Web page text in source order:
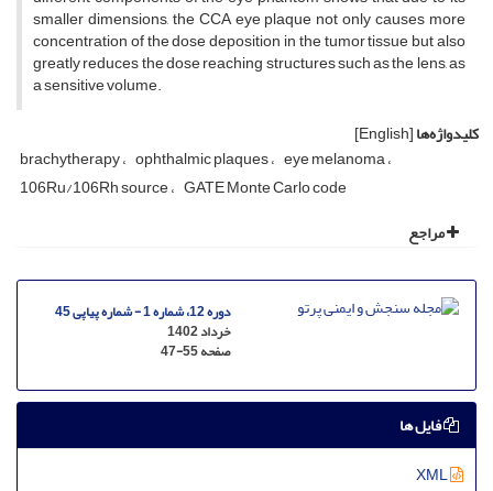
smaller dimensions, the CCA eye plaque not only causes more
concentration of the dose deposition in the tumor tissue but also
greatly reduces the dose reaching structures such as the lens, as
a sensitive volume.
کلیدواژه‌ها[English]
brachytherapy ophthalmic plaques eye melanoma
106Ru/106Rh source GATE Monte Carlo code
مراجع
دوره 12، شماره 1 - شماره پیاپی 45
خرداد 1402
صفحه47-55
فایل ها